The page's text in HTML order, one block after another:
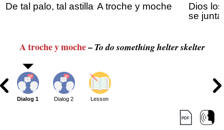
De tal palo, tal astilla A troche y moche
Dios
se
A troche y moche– To do something helter skelter
Dialog 1 Dialog 2 Lesson